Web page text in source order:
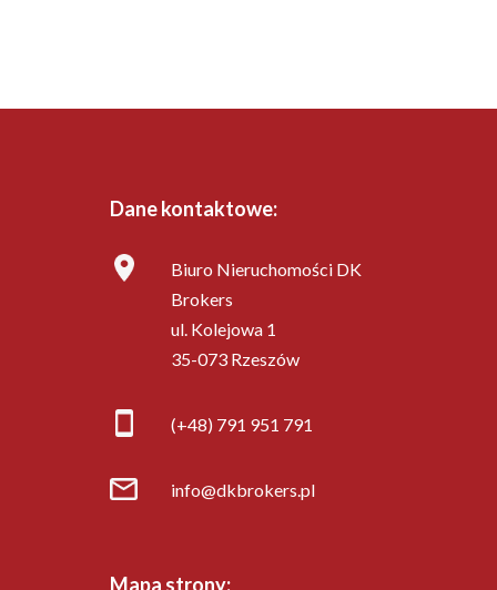
Dane kontaktowe:
Biuro Nieruchomości DK
Brokers
ul. Kolejowa 1
35-073 Rzeszów
(+48) 791 951 791
info@dkbrokers.pl
Mapa strony: